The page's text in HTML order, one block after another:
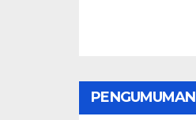
PENGUMUMAN